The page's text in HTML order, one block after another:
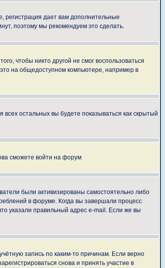
регистрация дает вам дополнительные
поэтому мы рекомендуем это сделать.
чтобы никто другой не смог воспользоваться
на общедоступном компьютере, например в
остальных вы будете показываться как скрытый
сможете войти на форум
были активизированы самостоятельно либо
в форуме. Когда вы завершали процесс
указали правильный адрес e-mail. Если же вы
запись по каким-то причинам. Если верно
снова и принять участие в